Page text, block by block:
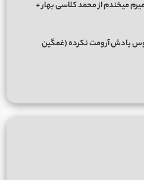
میخندم از محمد کلاسی بهار +
یادش آرومت نکرده (غمگین